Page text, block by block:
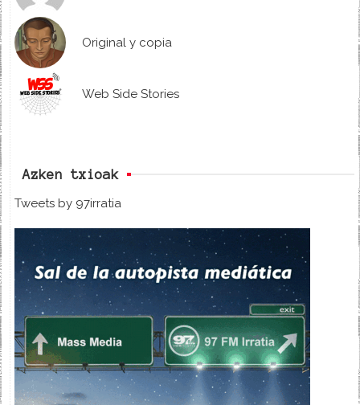
Original y copia
Web Side Stories
Azken txioak
Tweets by 97irratia